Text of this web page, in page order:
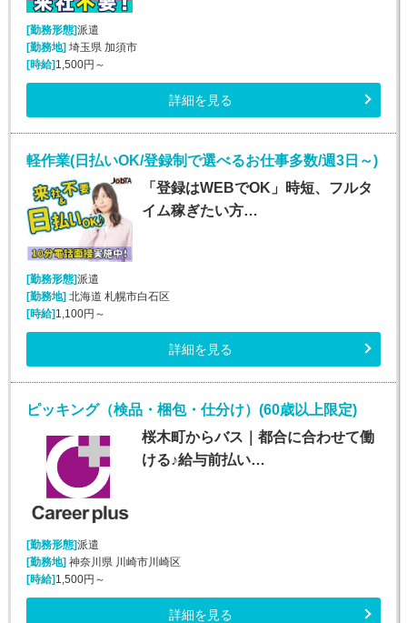
[勤務形態]派遣
[勤務地] 埼玉県 加須市
[時給] 1,500円～
詳細を見る
軽作業(日払いOK/登録制で選べるお仕事多数/週3日～)
「登録はWEBでOK」時短、フルタ
イム稼ぎたい方…
[勤務形態]派遣
[勤務地]北海道 札幌市白石区
[時給]1,100円～
詳細を見る
ピッキング（検品・梱包・仕分け）(60歳以上限定)
桜木町からバス｜都合に合わせて働
ける♪給与前払い…
[勤務形態]派遣
[勤務地]神奈川県 川崎市川崎区
[時給]1,500円～
詳細を見る